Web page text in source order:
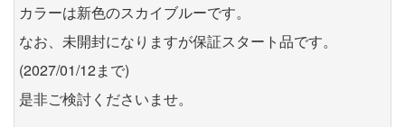
カラーは新色のスカイブルーです。
なお、未開封になりますが保証スタート品です。
(2027/01/12まで)
是非ご検討くださいませ。